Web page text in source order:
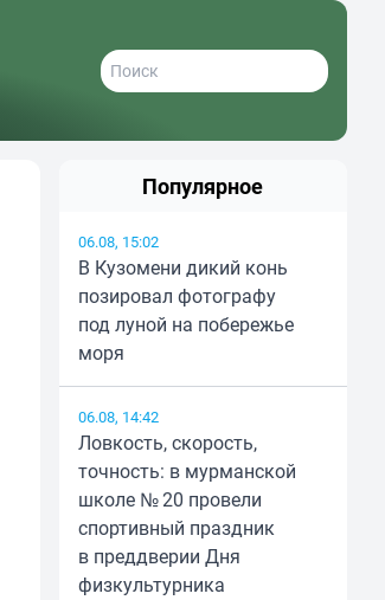
Популярное
06.08, 15:02
В Кузомени дикий конь
позировал фотографу
под луной на побережье
моря
06.08, 14:42
Ловкость, скорость,
точность: в мурманской
школе № 20 провели
спортивный праздник
в преддверии Дня
физкультурника